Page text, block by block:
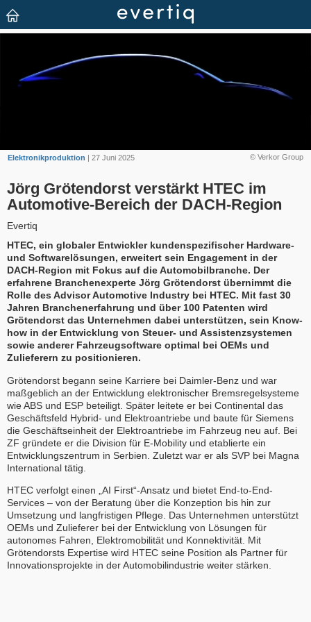
© Verkor Group
Elektronikproduktion | 27 Juni 2025
Jörg Grötendorst verstärkt HTEC im
Automotive-Bereich der DACH-Region
Evertiq
HTEC, ein globaler Entwickler kundenspezifischer Hardware-
und Softwarelösungen, erweitert sein Engagement in der
DACH-Region mit Fokus auf die Automobilbranche. Der
erfahrene Branchenexperte Jörg Grötendorst übernimmt die
Rolle des Advisor Automotive Industry bei HTEC. Mit fast 30
Jahren Branchenerfahrung und über 100 Patenten wird
Grötendorst das Unternehmen dabei unterstützen, sein Know-
how in der Entwicklung von Steuer- und Assistenzsystemen
sowie anderer Fahrzeugsoftware optimal bei OEMs und
Zulieferern zu positionieren.
Grötendorst begann seine Karriere bei Daimler-Benz und war
maßgeblich an der Entwicklung elektronischer Bremsregelsysteme
wie ABS und ESP beteiligt. Später leitete er bei Continental das
Geschäftsfeld Hybrid- und Elektroantriebe und baute für Siemens
die Geschäftseinheit der Elektroantriebe im Fahrzeug neu auf. Bei
ZF gründete er die Division für E-Mobility und etablierte ein
Entwicklungszentrum in Serbien. Zuletzt war er als SVP bei Magna
International tätig.
HTEC verfolgt einen „AI First“-Ansatz und bietet End-to-End-
Services – von der Beratung über die Konzeption bis hin zur
Umsetzung und langfristigen Pflege. Das Unternehmen unterstützt
OEMs und Zulieferer bei der Entwicklung von Lösungen für
autonomes Fahren, Elektromobilität und Konnektivität. Mit
Grötendorsts Expertise wird HTEC seine Position als Partner für
Innovationsprojekte in der Automobilindustrie weiter stärken.